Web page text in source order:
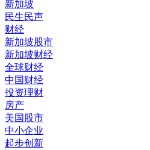
新加坡
民生民声
财经
新加坡股市
新加坡财经
全球财经
中国财经
投资理财
房产
美国股市
中小企业
起步创新